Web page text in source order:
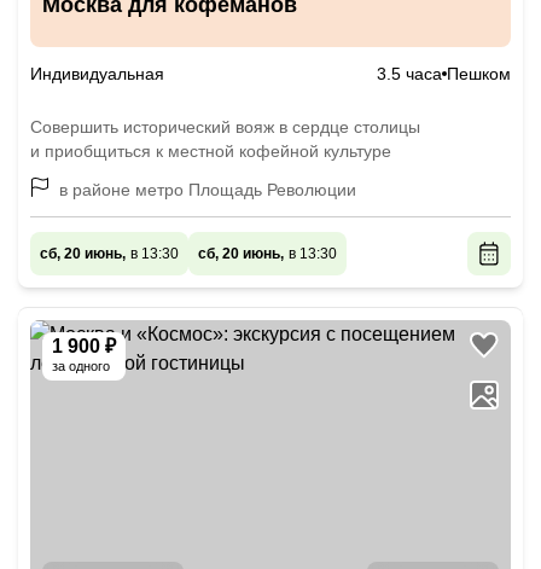
Москва для кофеманов
Индивидуальная 3.5 часа Пешком
Совершить исторический вояж в сердце столицы
и приобщиться к местной кофейной культуре
в районе метро Площадь Революции
сб, 20 июнь, в 13:30 сб, 20 июнь, в 13:30
1 900 ₽
за одного